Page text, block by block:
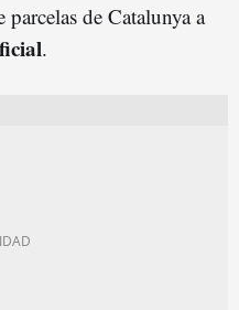
de Catalunya a
.